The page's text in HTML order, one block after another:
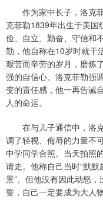
作为家中长子，洛克菲
克菲勒1839年出生于美
俭、自立、勤奋、守信和
勒，他自称在10岁时就干
艰苦而辛劳的岁月，磨炼
强的自信心。洛克菲勒强
变的责任感，他一再告诫
人的命运。
在与儿子通信中，洛克
调了轻视、侮辱的力量不
中学同学合照。当天拍照
请走。他称自己当时“默
景”。但他没有因此动怒
誓，自己一定要成为大人物